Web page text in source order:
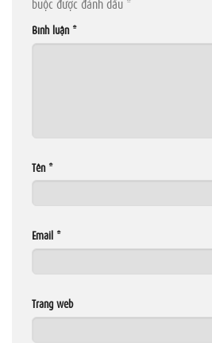
Bình luận *
Tên *
Email *
Trang web